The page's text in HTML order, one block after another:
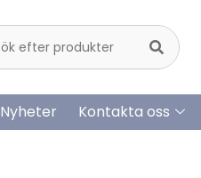
Nyheter Kontakta oss